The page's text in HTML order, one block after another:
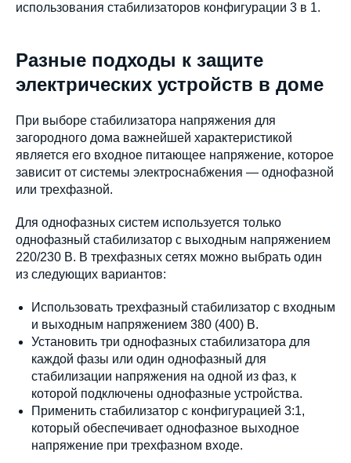
использования стабилизаторов конфигурации 3 в 1.
Разные подходы к защите
электрических устройств в доме
При выборе стабилизатора напряжения для
загородного дома важнейшей характеристикой
является его входное питающее напряжение, которое
зависит от системы электроснабжения — однофазной
или трехфазной.
Для однофазных систем используется только
однофазный стабилизатор с выходным напряжением
220/230 В. В трехфазных сетях можно выбрать один
из следующих вариантов:
Использовать трехфазный стабилизатор с входным
и выходным напряжением 380 (400) В.
Установить три однофазных стабилизатора для
каждой фазы или один однофазный для
стабилизации напряжения на одной из фаз, к
которой подключены однофазные устройства.
Применить стабилизатор с конфигурацией 3:1,
который обеспечивает однофазное выходное
напряжение при трехфазном входе.